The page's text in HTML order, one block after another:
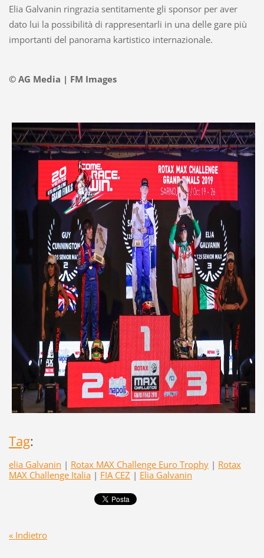
Elia Galvanin ringrazia sentitamente gli sponsor per aver
dato lui la possibilità di rappresentarli in una delle gare più
importanti del panorama kartistico internazionale.
© AG Media | FM Images
Tag:
elia Galvanin | Rotax MAX Challenge Euro Trophy | Rotax
MAX Challenge Italia | FIA CEZ | Elia Galvanin
« Indietro